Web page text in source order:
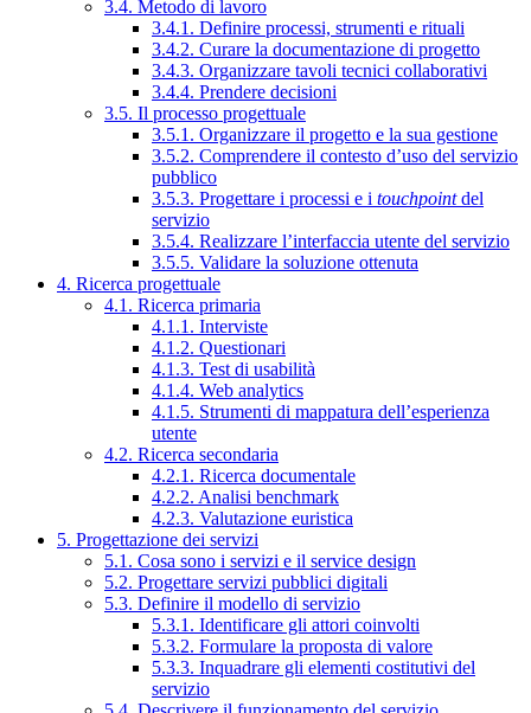
3.4. Metodo di lavoro
3.4.1. Definire processi, strumenti e rituali
3.4.2. Curare la documentazione di progetto
3.4.3. Organizzare tavoli tecnici collaborativi
3.4.4. Prendere decisioni
3.5. Il processo progettuale
3.5.1. Organizzare il progetto e la sua gestione
3.5.2. Comprendere il contesto d’uso del servizio
pubblico
3.5.3. Progettare i processi e i touchpointdel
servizio
3.5.4. Realizzare l’interfaccia utente del servizio
3.5.5. Validare la soluzione ottenuta
4. Ricerca progettuale
4.1. Ricerca primaria
4.1.1. Interviste
4.1.2. Questionari
4.1.3. Test di usabilità
4.1.4. Web analytics
4.1.5. Strumenti di mappatura dell’esperienza
utente
4.2. Ricerca secondaria
4.2.1. Ricerca documentale
4.2.2. Analisi benchmark
4.2.3. Valutazione euristica
5. Progettazione dei servizi
5.1. Cosa sono i servizi e il service design
5.2. Progettare servizi pubblici digitali
5.3. Definire il modello di servizio
5.3.1. Identificare gli attori coinvolti
5.3.2. Formulare la proposta di valore
5.3.3. Inquadrare gli elementi costitutivi del
servizio